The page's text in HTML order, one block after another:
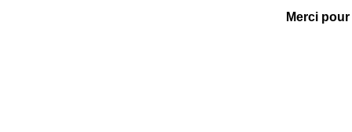
Merci